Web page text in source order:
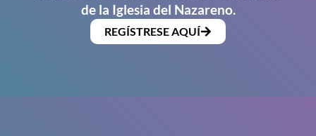
de la Iglesia del Nazareno.
REGÍSTRESE AQUÍ